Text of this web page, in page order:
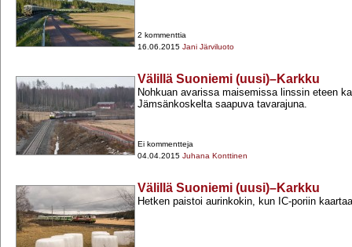
2 kommenttia
16.06.2015 Jani Järviluoto
Välillä Suoniemi (uusi)–Karkku
Nohkuan avarissa maisemissa linssin eteen
Jämsänkoskelta saapuva tavarajuna.
Ei kommentteja
04.04.2015 Juhana Konttinen
Välillä Suoniemi (uusi)–Karkku
Hetken paistoi aurinkokin, kun IC-​poriin